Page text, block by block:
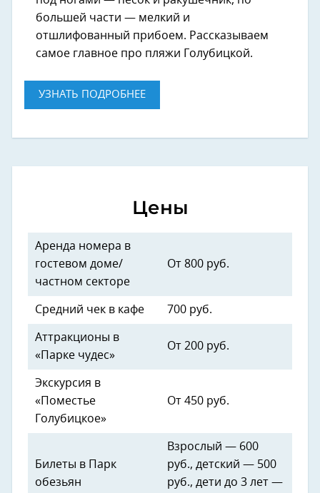
большей части — мелкий и
отшлифованный прибоем. Рассказываем
самое главное про пляжи Голубицкой.
УЗНАТЬ ПОДРОБНЕЕ
Цены
Аренда номера в
гостевом доме/
частном секторе
От 800 руб.
Средний чек в кафе 700 руб.
Аттракционы в
«Парке чудес»
От 200 руб.
Экскурсия в
«Поместье
Голубицкое»
От 450 руб.
Билеты в Парк
обезьян
Взрослый — 600
руб., детский — 500
руб., дети до 3 лет —